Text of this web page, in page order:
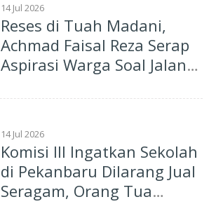
14 Jul 2026
Reses di Tuah Madani,
Achmad Faisal Reza Serap
Aspirasi Warga Soal Jalan
14 Jul 2026
Komisi III Ingatkan Sekolah
di Pekanbaru Dilarang Jual
Seragam, Orang Tua